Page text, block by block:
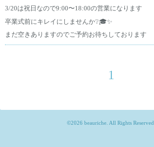
3/20は祝日なので9:00〜18:00の営業になります
卒業式前にキレイにしませんか❔🎓✨
まだ空きありますのでご予約お待ちしております
1
©2026 beauriche. All Rights Reserved.